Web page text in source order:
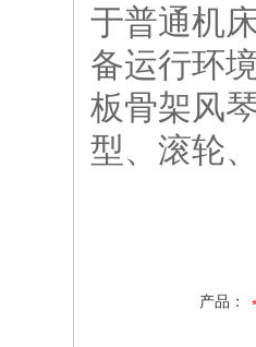
于普通机
备运行环
板骨架风
型、滚轮
产品：